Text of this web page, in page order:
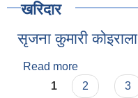
खरिदार
सृजना कुमारी कोइराला
Read more
Pages
1 2 3